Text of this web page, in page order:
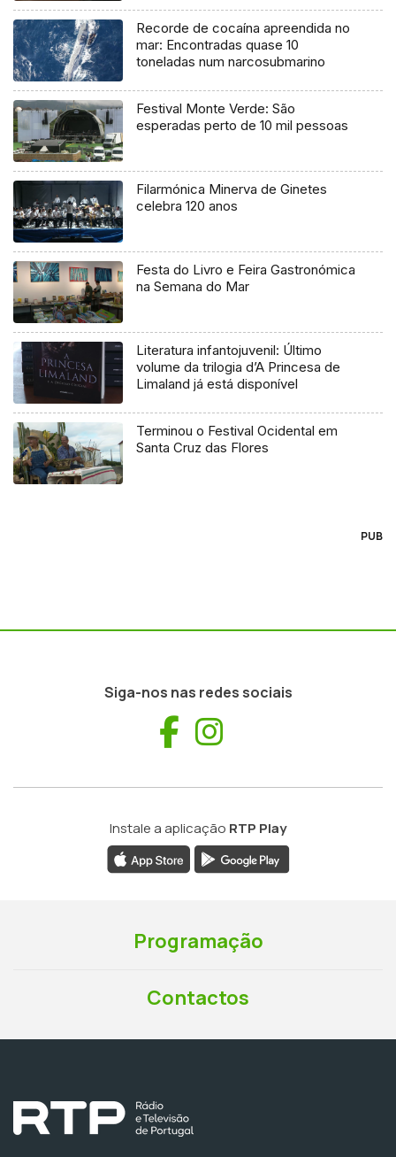
Recorde de cocaína apreendida no
mar: Encontradas quase 10
toneladas num narcosubmarino
Festival Monte Verde: São
esperadas perto de 10 mil pessoas
Filarmónica Minerva de Ginetes
celebra 120 anos
Festa do Livro e Feira Gastronómica
na Semana do Mar
Literatura infantojuvenil: Último
volume da trilogia d’A Princesa de
Limaland já está disponível
Terminou o Festival Ocidental em
Santa Cruz das Flores
PUB
Siga-nos nas redes sociais
Facebook
Instale a aplicação RTP Play
Programação
Contactos